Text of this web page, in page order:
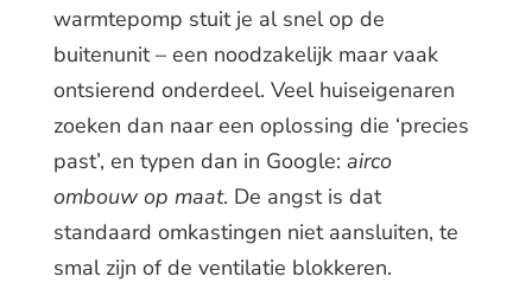
warmtepomp stuit je al snel op de
buitenunit – een noodzakelijk maar vaak
ontsierend onderdeel. Veel huiseigenaren
zoeken dan naar een oplossing die ‘precies
past’, en typen dan in Google: airco
ombouw op maat. De angst is dat
standaard omkastingen niet aansluiten, te
smal zijn of de ventilatie blokkeren.